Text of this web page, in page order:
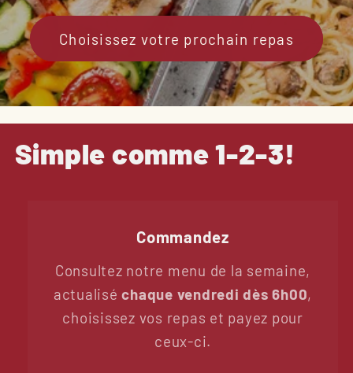
Choisissez votre prochain repas
Simple comme 1-2-3!
Commandez
Consultez notre menu de la semaine,
actualiséchaque vendredi dès 6h00,
choisissez vos repas et payez pour
ceux-ci.